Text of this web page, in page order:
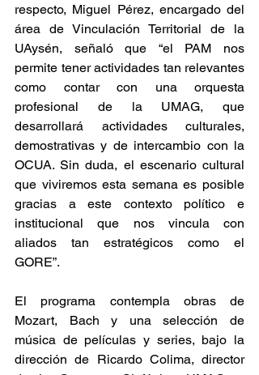
respecto, Miguel Pérez, encargado del
área de Vinculación Territorial de la
UAysén, señaló que “el PAM nos
permite tener actividades tan relevantes
como contar con una orquesta
profesional de la UMAG, que
desarrollará actividades culturales,
demostrativas y de intercambio con la
OCUA. Sin duda, el escenario cultural
que viviremos esta semana es posible
gracias a este contexto político e
institucional que nos vincula con
aliados tan estratégicos como el
GORE”.
El programa contempla obras de
Mozart, Bach y una selección de
música de películas y series, bajo la
dirección de Ricardo Colima, director